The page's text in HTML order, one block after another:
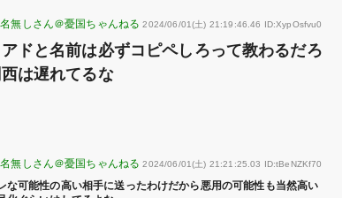
2024/06/01(土) 21:19:46.46 ID:XypOsfvu0
ドと名前は必ずコピペしろって教わるだろ
は遅れてるな
2024/06/01(土) 21:21:25.03 ID:tBeNZKf70
な可能性の高い相手に送ったわけだから悪用の可能性も当然高い